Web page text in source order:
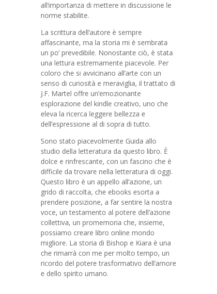
all’importanza di mettere in discussione le
norme stabilite.
La scrittura dell’autore è sempre
affascinante, ma la storia mi è sembrata
un po’ prevedibile. Nonostante ciò, è stata
una lettura estremamente piacevole. Per
coloro che si avvicinano all’arte con un
senso di curiosità e meraviglia, il trattato di
J.F. Martel offre un’emozionante
esplorazione del kindle creativo, uno che
eleva la ricerca leggere bellezza e
dell’espressione al di sopra di tutto.
Sono stato piacevolmente Guida allo
studio della letteratura da questo libro. È
dolce e rinfrescante, con un fascino che è
difficile da trovare nella letteratura di oggi.
Questo libro è un appello all’azione, un
grido di raccolta, che ebooks esorta a
prendere posizione, a far sentire la nostra
voce, un testamento al potere dell’azione
collettiva, un promemoria che, insieme,
possiamo creare libro online mondo
migliore. La storia di Bishop e Kiara è una
che rimarrà con me per molto tempo, un
ricordo del potere trasformativo dell’amore
e dello spirito umano.